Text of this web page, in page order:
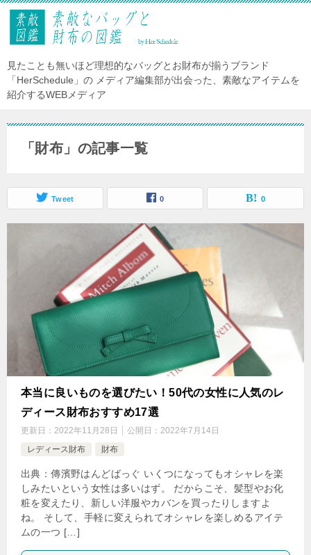
見たことも無いほど理想的なバッグとお財布が揃うブランド
「HerSchedule」の メディア編集部が出会った、素敵なアイテムを
紹介するWEBメディア
「財布」の記事一覧
Tweet 0 0
本当に良いものを選びたい！50代の女性に人気のレ
ディース財布おすすめ17選
更新日： 2022年11月28日 公開日： 2022年7月14日
レディース財布
財布
出典：傳濱野はんどばっぐ いくつになってもオシャレを楽
しみたいという女性は多いはず。 だからこそ、髪型やお化
粧を変えたり、新しい洋服やカバンを買ったりしますよ
ね。 そして、手軽に変えられてオシャレを楽しめるアイテ
ムの一つ […]